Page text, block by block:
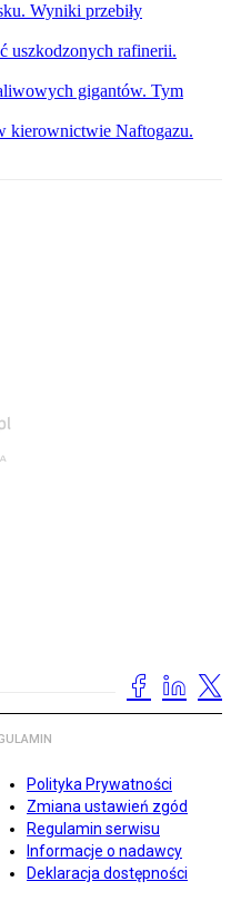
Wyniki przebiły
uszkodzonych rafinerii.
gigantów. Tym
kierownictwie Naftogazu.
Polityka Prywatności
Zmiana ustawień zgód
Regulamin serwisu
Informacje o nadawcy
Deklaracja dostępności